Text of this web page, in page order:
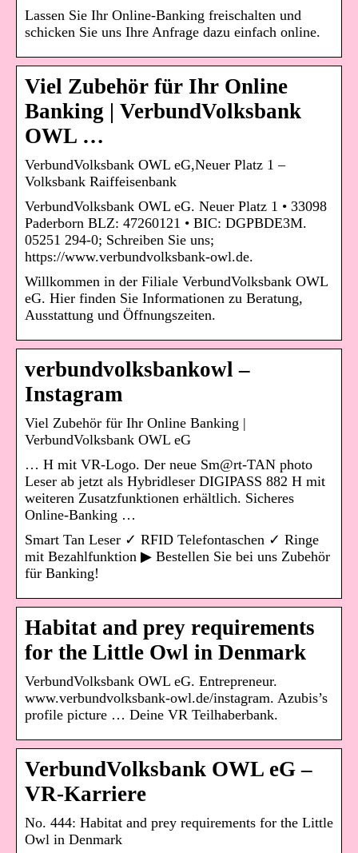
Lassen Sie Ihr Online-Banking freischalten und
schicken Sie uns Ihre Anfrage dazu einfach online.
Viel Zubehör für Ihr Online
Banking | VerbundVolksbank
OWL …
VerbundVolksbank OWL eG,Neuer Platz 1 –
Volksbank Raiffeisenbank
VerbundVolksbank OWL eG. Neuer Platz 1 • 33098
Paderborn BLZ: 47260121 • BIC: DGPBDE3M.
05251 294-0; Schreiben Sie uns;
https://www.verbundvolksbank-owl.de.
Willkommen in der Filiale VerbundVolksbank OWL
eG. Hier finden Sie Informationen zu Beratung,
Ausstattung und Öffnungszeiten.
verbundvolksbankowl –
Instagram
Viel Zubehör für Ihr Online Banking |
VerbundVolksbank OWL eG
… H mit VR-Logo. Der neue Sm@rt-TAN photo
Leser ab jetzt als Hybridleser DIGIPASS 882 H mit
weiteren Zusatzfunktionen erhältlich. Sicheres
Online-Banking …
Smart Tan Leser ✓ RFID Telefontaschen ✓ Ringe
mit Bezahlfunktion ▶ Bestellen Sie bei uns Zubehör
für Banking!
Habitat and prey requirements
for the Little Owl in Denmark
VerbundVolksbank OWL eG. Entrepreneur.
www.verbundvolksbank-owl.de/instagram. Azubis’s
profile picture … Deine VR Teilhaberbank.
VerbundVolksbank OWL eG –
VR-Karriere
No. 444: Habitat and prey requirements for the Little
Owl in Denmark